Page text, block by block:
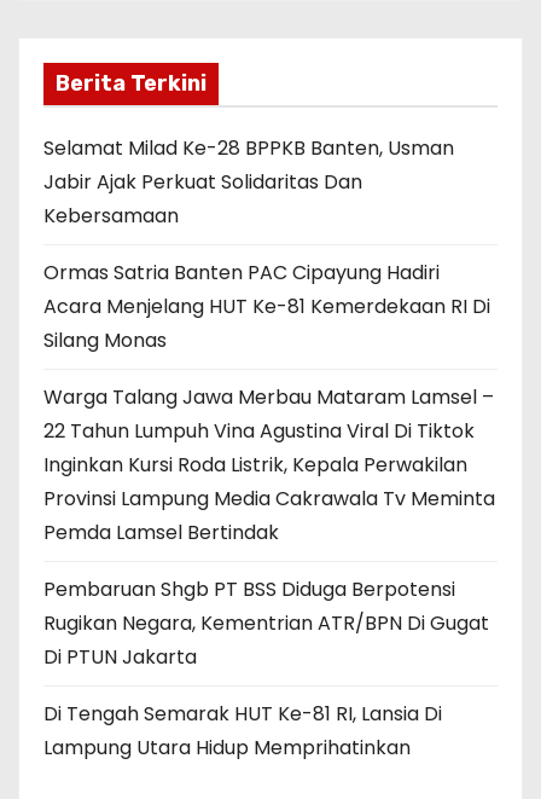
o
k
Berita Terkini
Selamat Milad Ke-28 BPPKB Banten, Usman
Jabir Ajak Perkuat Solidaritas Dan
Kebersamaan
Ormas Satria Banten PAC Cipayung Hadiri
Acara Menjelang HUT Ke-81 Kemerdekaan RI Di
Silang Monas
Warga Talang Jawa Merbau Mataram Lamsel –
22 Tahun Lumpuh Vina Agustina Viral Di Tiktok
Inginkan Kursi Roda Listrik, Kepala Perwakilan
Provinsi Lampung Media Cakrawala Tv Meminta
Pemda Lamsel Bertindak
Pembaruan Shgb PT BSS Diduga Berpotensi
Rugikan Negara, Kementrian ATR/BPN Di Gugat
Di PTUN Jakarta
Di Tengah Semarak HUT Ke-81 RI, Lansia Di
Lampung Utara Hidup Memprihatinkan